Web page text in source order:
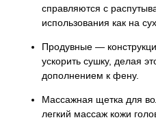
справляются с
использования как на
Продувные —
ускорить сушку, делая
дополнением к фену.
Массажная щетка для
легкий массаж кожи